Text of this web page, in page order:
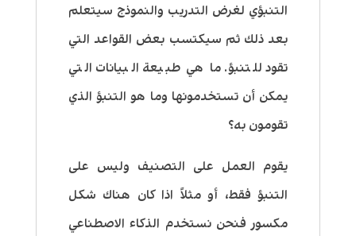
التنبؤي لغرض التدريب والنموذج سيتعلم
بعد ذلك ثم سيكتسب بعض القواعد التي
تقود للتنبؤ. ما هي طبيعة البيانات التي
يمكن أن تستخدمونها وما هو التنبؤ الذي
تقومون به؟
يقوم العمل على التصنيف وليس على
التنبؤ فقط، أو مثلاً اذا كان هناك شكل
مكسور فنحن نستخدم الذكاء الاصطناعي